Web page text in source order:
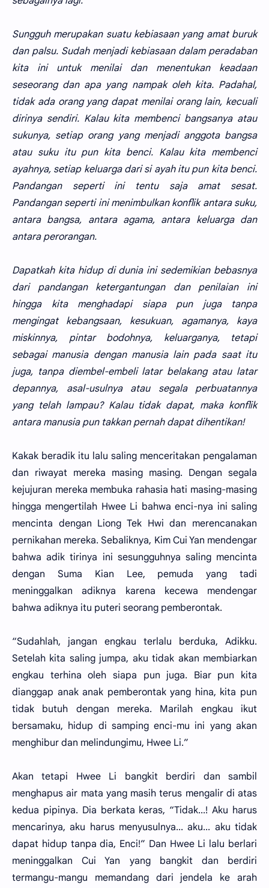
Sungguh merupakan suatu kebiasaan yang amat buruk
dan palsu. Sudah menjadi kebiasaan dalam peradaban
kita ini untuk menilai dan menentukan keadaan
seseorang dan apa yang nampak oleh kita. Padahal,
tidak ada orang yang dapat menilai orang lain, kecuali
dirinya sendiri. Kalau kita membenci bangsanya atau
sukunya, setiap orang yang menjadi anggota bangsa
atau suku itu pun kita benci. Kalau kita membenci
ayahnya, setiap keluarga dari si ayah itu pun kita benci.
Pandangan seperti ini tentu saja amat sesat.
Pandangan seperti ini menimbulkan konflik antara suku,
antara bangsa, antara agama, antara keluarga dan
antara perorangan.
Dapatkah kita hidup di dunia ini sedemikian bebasnya
dari pandangan ketergantungan dan penilaian ini
hingga kita menghadapi siapa pun juga tanpa
mengingat kebangsaan, kesukuan, agamanya, kaya
miskinnya, pintar bodohnya, keluarganya, tetapi
sebagai manusia dengan manusia lain pada saat itu
juga, tanpa diembel-embeli latar belakang atau latar
depannya, asal-usulnya atau segala perbuatannya
yang telah lampau? Kalau tidak dapat, maka konflik
antara manusia pun takkan pernah dapat dihentikan!
Kakak beradik itu lalu saling menceritakan pengalaman
dan riwayat mereka masing masing. Dengan segala
kejujuran mereka membuka rahasia hati masing-masing
hingga mengertilah Hwee Li bahwa enci-nya ini saling
mencinta dengan Liong Tek Hwi dan merencanakan
pernikahan mereka. Sebaliknya, Kim Cui Yan mendengar
bahwa adik tirinya ini sesungguhnya saling mencinta
dengan Suma Kian Lee, pemuda yang tadi
meninggalkan adiknya karena kecewa mendengar
bahwa adiknya itu puteri seorang pemberontak.
“Sudahlah, jangan engkau terlalu berduka, Adikku.
Setelah kita saling jumpa, aku tidak akan membiarkan
engkau terhina oleh siapa pun juga. Biar pun kita
dianggap anak anak pemberontak yang hina, kita pun
tidak butuh dengan mereka. Marilah engkau ikut
bersamaku, hidup di samping enci-mu ini yang akan
menghibur dan melindungimu, Hwee Li.”
Akan tetapi Hwee Li bangkit berdiri dan sambil
menghapus air mata yang masih terus mengalir di atas
kedua pipinya. Dia berkata keras, “Tidak...! Aku harus
mencarinya, aku harus menyusulnya... aku... aku tidak
dapat hidup tanpa dia, Enci!” Dan Hwee Li lalu berlari
meninggalkan Cui Yan yang bangkit dan berdiri
termangu-mangu memandang dari jendela ke arah